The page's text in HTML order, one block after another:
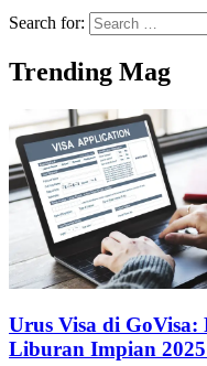
Search for:
Trending Mag
Urus Visa di
Liburan Impian 2025